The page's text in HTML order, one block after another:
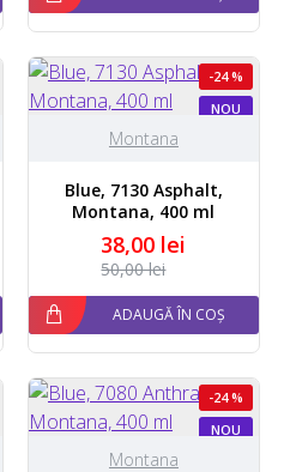
NOU
-24 %
Montana
Blue, 7130 Asphalt,
Montana, 400 ml
38,00 lei
50,00 lei
ADAUGĂ ÎN COȘ
NOU
-24 %
STOC EPUIZAT
Montana